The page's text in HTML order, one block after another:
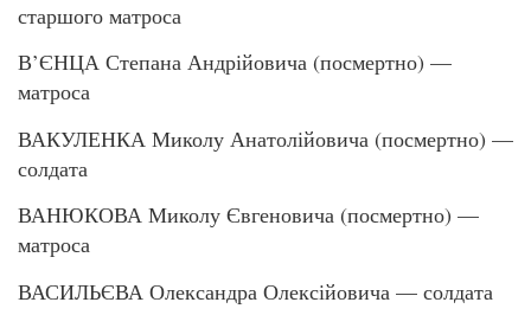
старшого матроса
В’ЄНЦА Степана Андрійовича (посмертно) —
матроса
ВАКУЛЕНКА Миколу Анатолійовича (посмертно) —
солдата
ВАНЮКОВА Миколу Євгеновича (посмертно) —
матроса
ВАСИЛЬЄВА Олександра Олексійовича — солдата